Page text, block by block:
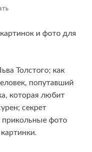
и фото для
Толстого; как
попутавший
которая любит
секрет
прикольные фото